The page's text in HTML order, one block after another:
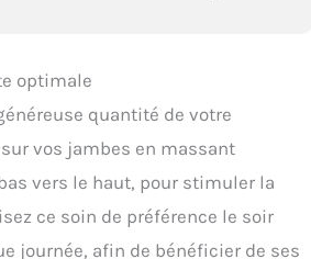
optimale
quantité de votre
vos jambes en massant
vers le haut, pour stimuler la
ce soin de préférence le soir
journée, afin de bénéficier de ses